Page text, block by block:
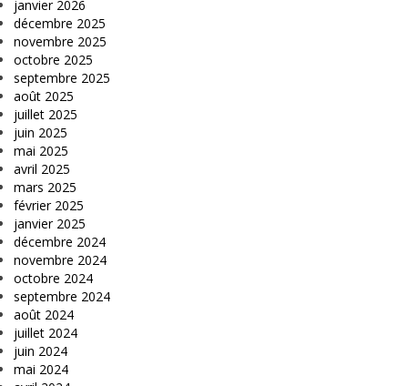
janvier 2026
décembre 2025
novembre 2025
octobre 2025
septembre 2025
août 2025
juillet 2025
juin 2025
mai 2025
avril 2025
mars 2025
février 2025
janvier 2025
décembre 2024
novembre 2024
octobre 2024
septembre 2024
août 2024
juillet 2024
juin 2024
mai 2024